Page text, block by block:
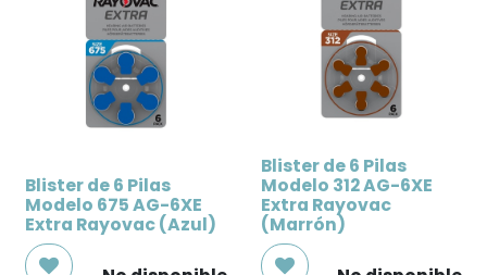
Blister de 6 Pilas
Modelo 675 AG-6XE
Extra Rayovac (Azul)
Blister de 6 Pilas
Modelo 312 AG-6XE
Extra Rayovac
(Marrón)